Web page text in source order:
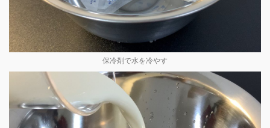
保冷剤で水を冷やす